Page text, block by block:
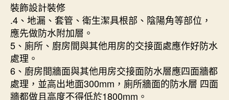
裝飾設計裝修
.4、地漏、套管、衛生潔具根部、陰陽角等部位，
應先做防水附加層。
5、廁所、廚房間與其他用房的交接面處應作好防水
處理。
6、廚房間牆面與其他用房交接面防水層應四面牆都
處理，並高出地面300mm，廁所牆面的防水層 四面
牆都做且高度不得低於1800mm。